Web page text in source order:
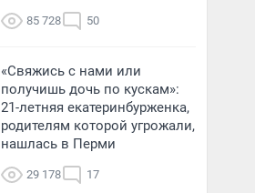
85 728 50
«Свяжись с нами или
получишь дочь по кускам»:
21-летняя екатеринбурженка,
родителям которой угрожали,
нашлась в Перми
29 178 17